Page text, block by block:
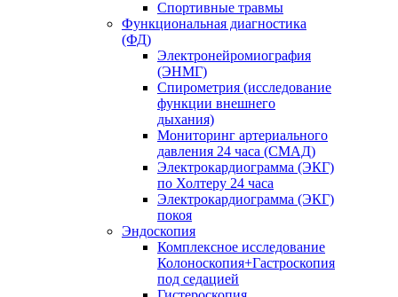
Спортивные травмы
Функциональная диагностика
(ФД)
Электронейромиография
(ЭНМГ)
Спирометрия (исследование
функции внешнего
дыхания)
Мониторинг артериального
давления 24 часа (СМАД)
Электрокардиограмма (ЭКГ)
по Холтеру 24 часа
Электрокардиограмма (ЭКГ)
покоя
Эндоскопия
Комплексное исследование
Колоноскопия+Гастроскопия
под седацией